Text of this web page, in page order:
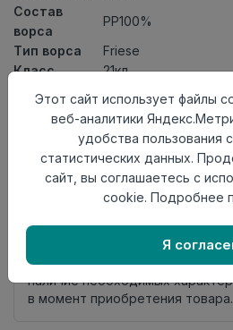
Состав
ворса
PP100%
Тип ворса
Friese
Класс
21кл
происхождения
Россия
Осталось347 шт
Внимание! Внешний вид товара
представленного на
наличие необходимых
в момент приобретения товара.
Этот сайт использует файлы
веб-аналитики
удобства пользования
статистических данных.
сайт, вы соглашаетесь с
cookie. Подробнее
Я